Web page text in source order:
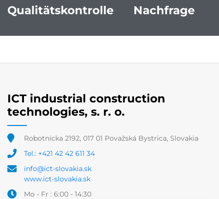
Qualitätskontrolle Nachfrage
ICT industrial construction
technologies, s. r. o.
Robotnícka 2192, 017 01 Považská Bystrica, Slovakia
Tel.: +421 42 42 611 34
info@ict-slovakia.sk
www.ict-slovakia.sk
Mo - Fr : 6:00 - 14:30